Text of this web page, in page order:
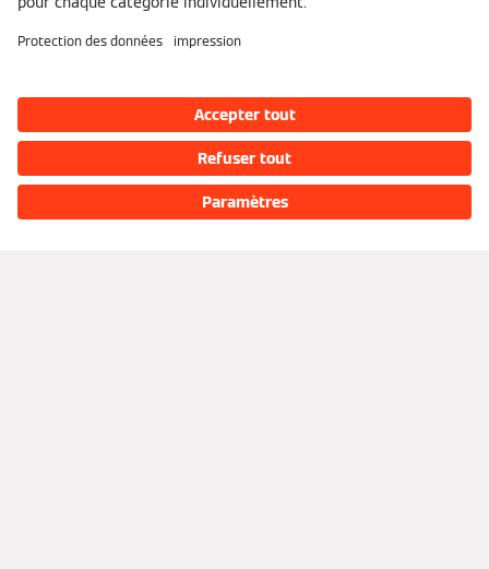
Blog d'expert
Demander un devis
Financement